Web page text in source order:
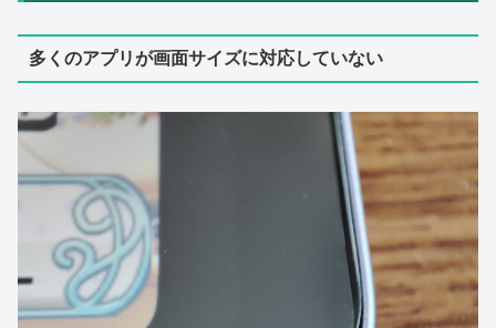
多くのアプリが画面サイズに対応していない